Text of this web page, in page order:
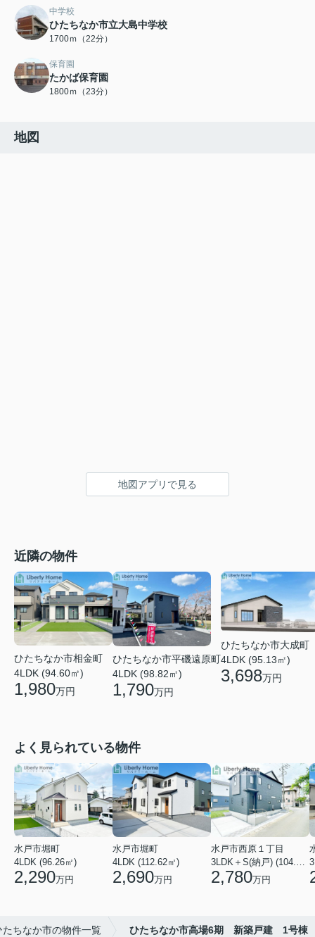
中学校
ひたちなか市立大島中学校
1700ｍ（22分）
保育園
たかば保育園
1800ｍ（23分）
地図
地図アプリで見る
近隣の物件
ひたちなか市相金町
4LDK (94.60㎡)
1,980万円
ひたちなか市平磯遠原町
4LDK (98.82㎡)
1,790万円
ひたちなか市大成町
4LDK (95.13㎡)
3,698万円
よく見られている物件
水戸市堀町
4LDK (96.26㎡)
2,290万円
水戸市堀町
4LDK (112.62㎡)
2,690万円
水戸市西原１丁目
2,780万円
たちなか市の物件一覧 ひたちなか市高場6期 新築戸建 1号棟